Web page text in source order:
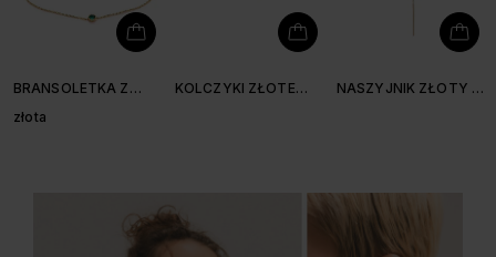
BRANSOLETKA Z
złota
KOLCZYKI ZŁOTE
NASZYJNIK ZŁOTY Z